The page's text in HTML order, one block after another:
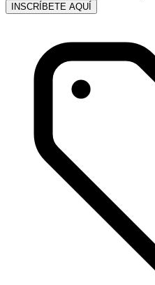
INSCRÍBETE AQUÍ